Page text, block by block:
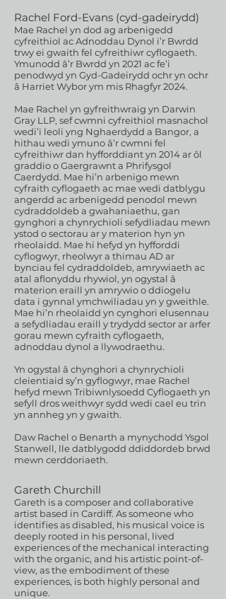
Rachel Ford-Evans (cyd-gadeirydd)
Mae Rachel yn dod ag arbenigedd
cyfreithiol ac Adnoddau Dynol i’r Bwrdd
trwy ei gwaith fel cyfreithiwr cyflogaeth.
Ymunodd â’r Bwrdd yn 2021 ac fe’i
penodwyd yn Gyd-Gadeirydd ochr yn ochr
â Harriet Wybor ym mis Rhagfyr 2024.
Mae Rachel yn gyfreithwraig yn Darwin
Gray LLP, sef cwmni cyfreithiol masnachol
wedi’i leoli yng Nghaerdydd a Bangor, a
hithau wedi ymuno â’r cwmni fel
cyfreithiwr dan hyfforddiant yn 2014 ar ôl
graddio o Gaergrawnt a Phrifysgol
Caerdydd. Mae hi’n arbenigo mewn
cyfraith cyflogaeth ac mae wedi datblygu
angerdd ac arbenigedd penodol mewn
cydraddoldeb a gwahaniaethu, gan
gynghori a chynrychioli sefydliadau mewn
ystod o sectorau ar y materion hyn yn
rheolaidd. Mae hi hefyd yn hyfforddi
cyflogwyr, rheolwyr a thimau AD ar
bynciau fel cydraddoldeb, amrywiaeth ac
atal aflonyddu rhywiol, yn ogystal â
materion eraill yn amrywio o ddiogelu
data i gynnal ymchwiliadau yn y gweithle.
Mae hi’n rheolaidd yn cynghori elusennau
a sefydliadau eraill y trydydd sector ar arfer
gorau mewn cyfraith cyflogaeth,
adnoddau dynol a llywodraethu.
Yn ogystal â chynghori a chynrychioli
cleientiaid sy’n gyflogwyr, mae Rachel
hefyd mewn Tribiwnlysoedd Cyflogaeth yn
sefyll dros weithwyr sydd wedi cael eu trin
yn annheg yn y gwaith.
Daw Rachel o Benarth a mynychodd Ysgol
Stanwell, lle datblygodd ddiddordeb brwd
mewn cerddoriaeth.
Gareth Churchill
Gareth is a composer and collaborative
artist based in Cardiff. As someone who
identifies as disabled, his musical voice is
deeply rooted in his personal, lived
experiences of the mechanical interacting
with the organic, and his artistic point-of-
view, as the embodiment of these
experiences, is both highly personal and
unique.